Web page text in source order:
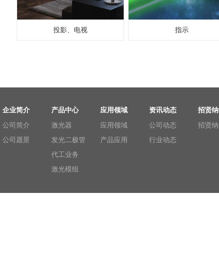
投影、电视 指示
企业简介
公司简介
公司愿景
产品中心
激光器
发光二极管
代工业务
激光模组
应用领域
应用领域
产品应用
资讯动态
公司动态
行业动态
招贤
招贤